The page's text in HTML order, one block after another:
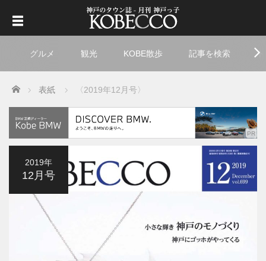
グルメ 観光 KOBE散歩 記事を検索
Home 表紙 〈2019年12月号〉
2019年
12月号